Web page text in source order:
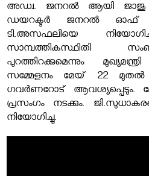
അഡ്വ. ജനറല്‍ ആയി ജാജു
ഡയറക്ടര്‍ ജനറല്‍ ഓഫ്
ടി.അസഫലിയെ
സാമ്പത്തികസ്ഥിതി
പുറത്തിറക്കുമെന്നും
സമ്മേളനം മേയ് 22 മുതല്‍
ഗവര്‍ണറോട് ആവശ്യപ്പെടും.
പ്രസംഗം നടക്കും.
നിയോഗിച്ചു.